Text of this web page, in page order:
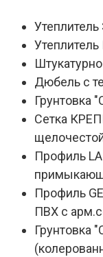
Дюбель с
Грунтовка
Сетка
Профиль
Профиль
ПВХ с
Грунтовка